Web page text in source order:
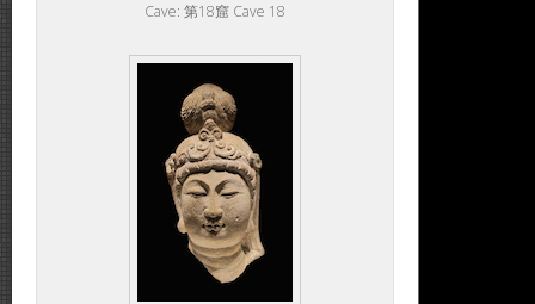
Cave: 第18窟 Cave 18